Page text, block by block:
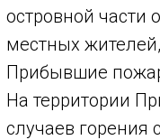
островной части
местных
Прибывшие
На территории
случаев горения